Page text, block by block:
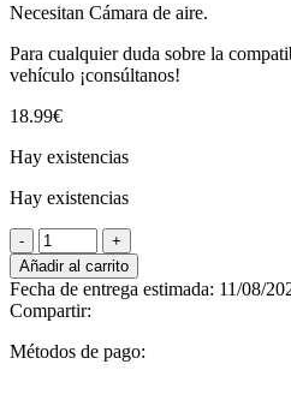
Necesitan Cámara de aire.
Para cualquier duda sobre la
vehículo ¡consúltanos!
18.99€
Hay existencias
Hay existencias
Neumático
Mini
Moto
110/50-
6.5
cantidad
Añadir al carrito
Fecha de entrega estimada: 11/08/
Compartir:
Métodos de pago: